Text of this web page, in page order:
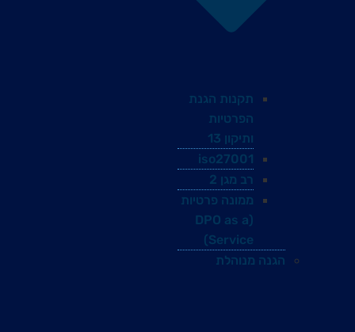
תקנות הגנת
הפרטיות
ותיקון 13
iso27001
רב מגן 2
ממונה פרטיות
(DPO as a
Service)
הגנה מנוהלת